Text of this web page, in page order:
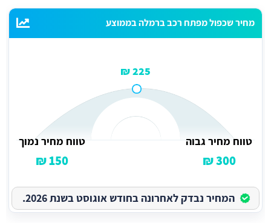
מחיר שכפול מפתח רכב ברמלה בממוצע
225 ₪
טווח מחיר גבוה
300 ₪
טווח מחיר נמוך
150 ₪
המחיר נבדק לאחרונה בחודש אוגוסט בשנת 2026.